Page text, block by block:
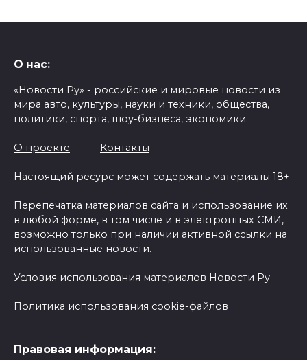
О нас:
«Новости Ру» - российские и мировые новости из
мира авто, культуры, науки и техники, общества,
политики, спорта, шоу-бизнеса, экономики.
О проекте Контакты
Настоящий ресурс может содержать материалы 18+
Перепечатка материалов сайта и использование их
в любой форме, в том числе и в электронных СМИ,
возможно только при наличии активной ссылки на
использованные новости.
Условия использования материалов Новости Ру
Политика использования cookie-файлов
Правовая информация: